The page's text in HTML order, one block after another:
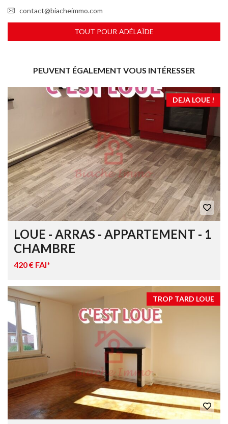
contact@biacheimmo.com
TOUT POUR ADÉLAÏDE
PEUVENT ÉGALEMENT VOUS INTÉRESSER
DEJA LOUE !
LOUE - ARRAS - APPARTEMENT - 1
CHAMBRE
420 € FAI*
TROP TARD LOUE